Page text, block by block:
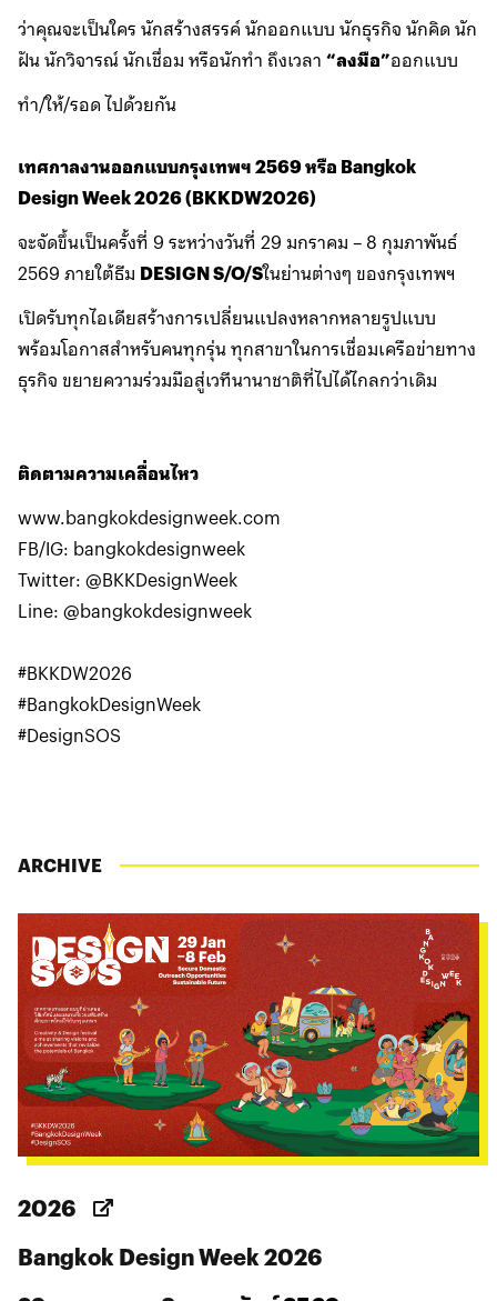
ว่าคุณจะเป็นใคร นักสร้างสรรค์ นักออกแบบ นักธุรกิจ นักคิด นัก
ฝัน นักวิจารณ์ นักเชื่อม หรือนักทำ ถึงเวลา “ลงมือ”ออกแบบ
ทำ/ให้/รอด ไปด้วยกัน
เทศกาลงานออกแบบกรุงเทพฯ 2569 หรือ Bangkok
Design Week 2026 (BKKDW2026)
จะจัดขึ้นเป็นครั้งที่ 9 ระหว่างวันที่ 29 มกราคม – 8 กุมภาพันธ์
2569 ภายใต้ธีม DESIGN S/O/Sในย่านต่างๆ ของกรุงเทพฯ
เปิดรับทุกไอเดียสร้างการเปลี่ยนแปลงหลากหลายรูปแบบ
พร้อมโอกาสสำหรับคนทุกรุ่น ทุกสาขาในการเชื่อมเครือข่ายทาง
ธุรกิจ ขยายความร่วมมือสู่เวทีนานาชาติที่ไปได้ไกลกว่าเดิม
ติดตามความเคลื่อนไหว
www.bangkokdesignweek.com
FB/IG: bangkokdesignweek
Twitter: @BKKDesignWeek
Line: @bangkokdesignweek
#BKKDW2026
#BangkokDesignWeek
#DesignSOS
ARCHIVE
2026
Bangkok Design Week 2026